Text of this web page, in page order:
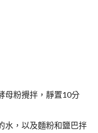
母粉攪拌，靜置10分
水，以及麵粉和鹽巴拌